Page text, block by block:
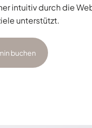
intuitiv durch die
unterstützt.
buchen